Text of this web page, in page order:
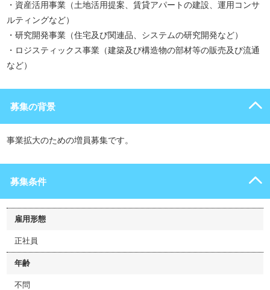
・資産活用事業（土地活用提案、賃貸アパートの建設、運用コンサ
ルティングなど）
・研究開発事業（住宅及び関連品、システムの研究開発など）
・ロジスティックス事業（建築及び構造物の部材等の販売及び流通
など）
募集の背景
事業拡大のための増員募集です。
募集条件
雇用形態
正社員
年齢
不問